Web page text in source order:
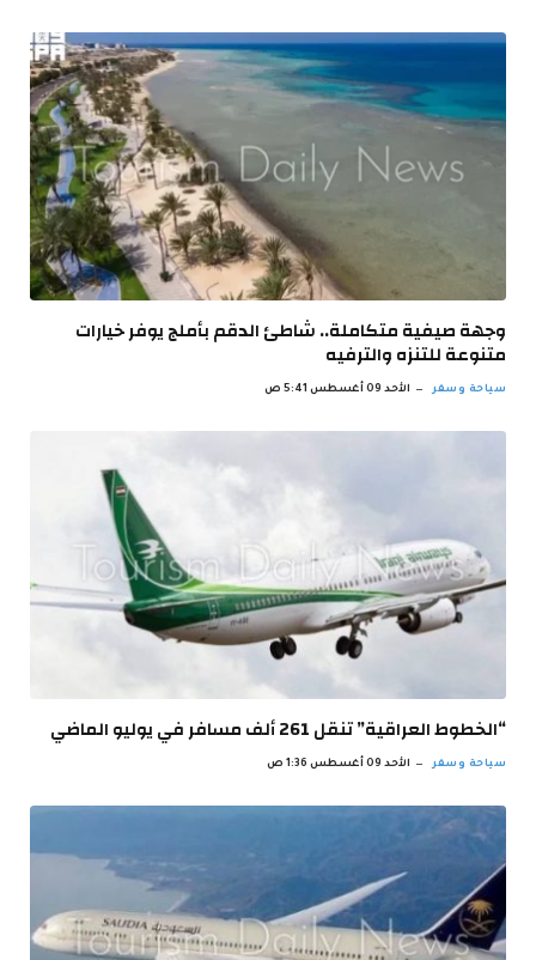
وجهة صيفية متكاملة.. شاطئ الدقم بأملج يوفر خيارات
متنوعة للتنزه والترفيه
سياحة وسفر الأحد 09 أغسطس 5:41 ص
“الخطوط العراقية” تنقل 261 ألف مسافر في يوليو الماضي
سياحة وسفر الأحد 09 أغسطس 1:36 ص